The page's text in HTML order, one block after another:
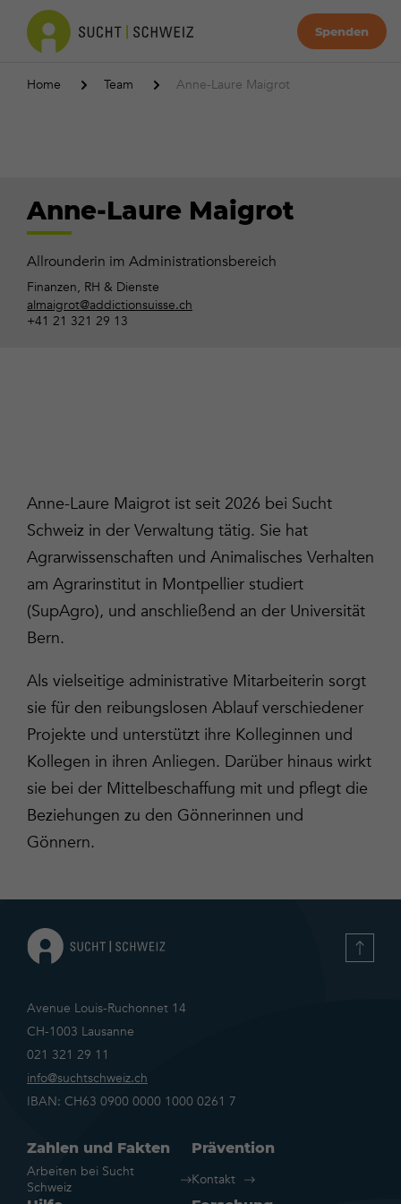
Spenden
Home Team Anne-Laure Maigrot
Anne-Laure Maigrot
Allrounderin im Administrationsbereich
Finanzen, RH & Dienste
almaigrot@addictionsuisse.ch
+41 21 321 29 13
Anne-Laure Maigrot ist seit 2026 bei Sucht
Schweiz in der Verwaltung tätig. Sie hat
Agrarwissenschaften und Animalisches Verhalten
am Agrarinstitut in Montpellier studiert
(SupAgro), und anschließend an der Universität
Bern.
Als vielseitige administrative Mitarbeiterin sorgt
sie für den reibungslosen Ablauf verschiedener
Projekte und unterstützt ihre Kolleginnen und
Kollegen in ihren Anliegen. Darüber hinaus wirkt
sie bei der Mittelbeschaffung mit und pflegt die
Beziehungen zu den Gönnerinnen und
Gönnern.
Avenue Louis-Ruchonnet 14
CH-1003 Lausanne
021 321 29 11
info@suchtschweiz.ch
IBAN: CH63 0900 0000 1000 0261 7
Zahlen und Fakten
Arbeiten bei Sucht
Schweiz
Prävention
Kontakt